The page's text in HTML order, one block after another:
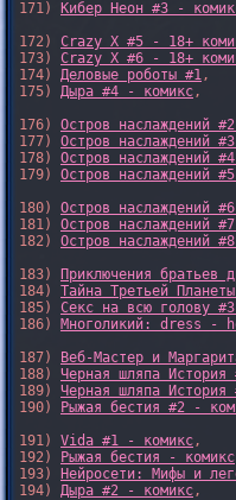
171) Кибер Неон #3 -
172) Crazy X #5 - 18+
173) Crazy X #6 - 18+
174) Деловые роботы #1,
175) Дыра #4 - комикс,
176) Остров наслаждений
177) Остров наслаждений
178) Остров наслаждений
179) Остров наслаждений
180) Остров наслаждений
181) Остров наслаждений
182) Остров наслаждений
183)
Приключения
184) Тайна Третьей
185) Секс на всю голову
186) Многоликий: dress -
187)
Веб-Мастер и
188) Черная шляпа
189) Черная шляпа
190)
Рыжая бестия #2 -
191) Vida #1 - комикс,
192)
Рыжая бестия - комикс
193)
Нейросети: Мифы и
194) Дыра #2 - комикс,